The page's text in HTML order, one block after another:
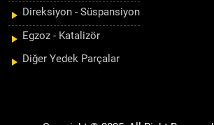
Direksiyon - Süspansiyon
Egzoz - Katalizör
Diğer Yedek Parçalar